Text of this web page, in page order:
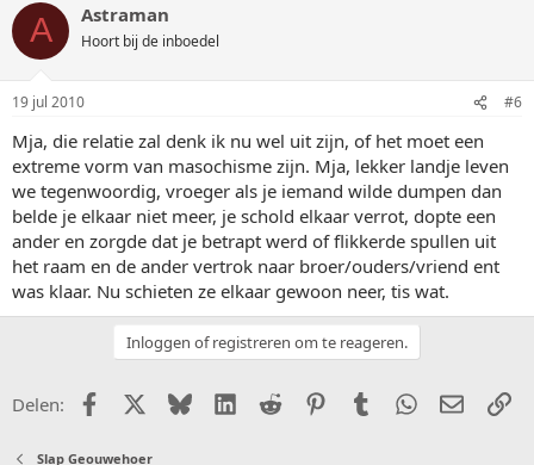
A Astraman
Hoort bij de inboedel
19 jul 2010 #6
Mja, die relatie zal denk ik nu wel uit zijn, of het moet een
extreme vorm van masochisme zijn. Mja, lekker landje leven
we tegenwoordig, vroeger als je iemand wilde dumpen dan
belde je elkaar niet meer, je schold elkaar verrot, dopte een
ander en zorgde dat je betrapt werd of flikkerde spullen uit
het raam en de ander vertrok naar broer/ouders/vriend ent
was klaar. Nu schieten ze elkaar gewoon neer, tis wat.
Inloggen of registreren om te reageren.
Delen: FacebookX (Twitter)
BlueskyLinkedIn
Reddit PinterestTumblr WhatsApp
E-mail
Slap Geouwehoer